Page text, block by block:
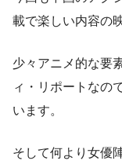
載で楽しい内容の
少々アニメ的な要
ィ・リポートなの
います。
そして何より女優